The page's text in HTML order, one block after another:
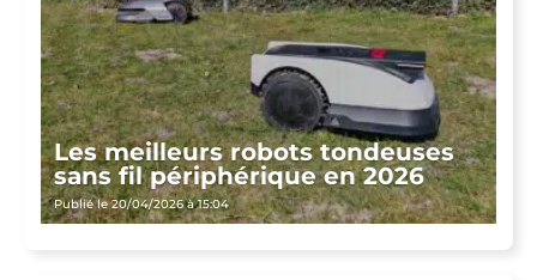
Les meilleurs robots tondeuses
sans fil périphérique en 2026
Publié le 20/04/2026 à 15:04